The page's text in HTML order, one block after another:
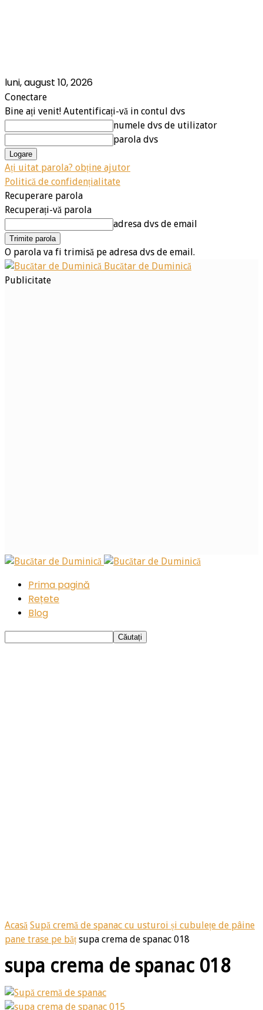
luni, august 10, 2026
Conectare
Bine ați venit! Autentificați-vă in contul dvs
numele dvs de utilizator
parola dvs
Ați uitat parola? obține ajutor
Politică de confidențialitate
Recuperare parola
Recuperați-vă parola
adresa dvs de email
O parola va fi trimisă pe adresa dvs de email.
Bucătar de Duminică
Publicitate
Prima pagină
Rețete
Blog
Acasă Supă cremă de spanac cu usturoi și cubulețe de pâine
pane trase pe băț supa crema de spanac 018
supa crema de spanac 018